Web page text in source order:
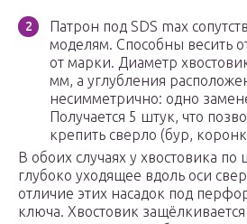
Патрон под SDS max
моделям. Способны весить
от марки. Диаметр
мм, а углубления
несимметрично: одно
Получается 5 штук, что
крепить сверло (бур,
В обоих случаях у хвостовика по
глубоко уходящее вдоль оси
отличие этих насадок под
ключа. Хвостовик